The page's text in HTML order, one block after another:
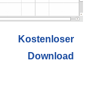
Kostenloser
Download